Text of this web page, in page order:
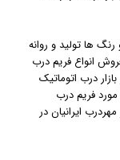
رنگ ها تولید و روانه
انواع فریم درب
درب اتوماتیک
فریم درب
ایرانیان در